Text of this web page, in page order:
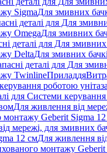
SigmaДля змивних
деталі для Для
OmegaДля змивних
деталі для Для змивних
DeltaДля змивних
деталі для Для
TwinlineПриладдя
роботою
для Системи
Для живлення від
монтажу Geberit Sigma
мережі, для змивних
12 смДля живлення
монтажу